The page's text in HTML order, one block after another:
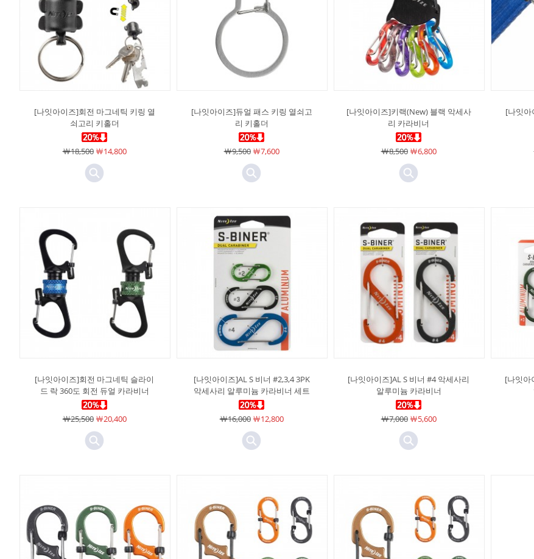
[나잇아이즈]회전 마그네틱 키링 열
쇠고리 키홀더
￦18,500￦14,800
[나잇아이즈]듀얼 패스 키링 열쇠고
리 키홀더
￦9,500￦7,600
[나잇아이즈]키랙(New) 블랙 악세사
리 카라비너
￦8,500￦6,800
[나잇아
[나잇아이즈]회전 마그네틱 슬라이
드 락 360도 회전 듀얼 카라비너
￦25,500￦20,400
[나잇아이즈]AL S 비너 #2,3,4 3PK
악세사리 알루미늄 카라비너 세트
￦16,000￦12,800
[나잇아이즈]AL S 비너 #4 악세사리
알루미늄 카라비너
￦7,000￦5,600
[나잇아